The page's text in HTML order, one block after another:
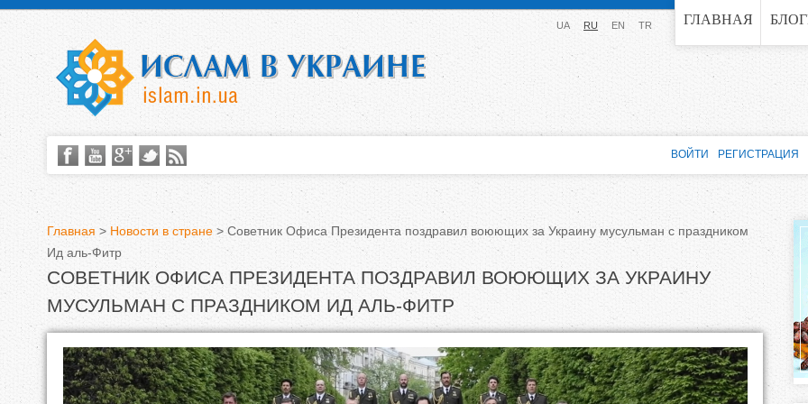
Jump to navigation ГЛАВНАЯ
UA RU EN TR
В
ы
з
Главная > Новости в стране > Советник Офиса Президента поздравил воюющих за Украину мусульман с праздником
Ид аль-Фитр
СОВЕТНИК ОФИСА ПРЕЗИДЕНТА ПОЗДРАВИЛ ВОЮЮЩИХ ЗА УКРАИНУ
МУСУЛЬМАН С ПРАЗДНИКОМ ИД АЛЬ-ФИТР
ВОЙТИ РЕГИСТРАЦИЯ